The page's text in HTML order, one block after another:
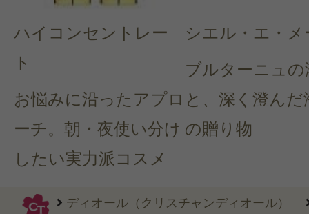
ハイコンセントレー
ト
お悩みに沿ったアプロ
ーチ。朝・夜使い分け
したい実力派コスメ
シエル・エ・メ
ブルターニュの
と、深く澄んだ
の贈り物
ディオール（クリスチャンディオール）